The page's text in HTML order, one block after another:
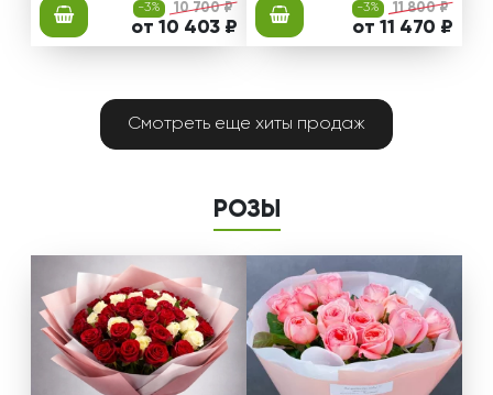
-3% 10 700 ₽
от 10 403 ₽
-3% 11 800 ₽
от 11 470 ₽
Смотреть еще хиты продаж
РОЗЫ